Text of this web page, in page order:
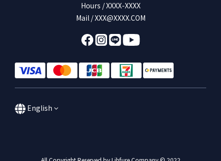
Hours / XXXX-XXXX
Mail / XXX@XXXX.COM
English